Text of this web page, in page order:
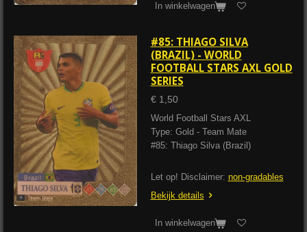
In winkelwagen
#85: THIAGO SILVA
(BRAZIL) - WORLD
FOOTBALL STARS AXL GOLD
SERIES
€ 1,50
World Football Stars AXL
Type: Gold - Team Mate
#85: Thiago Silva (Brazil)
Let op! Disclaimer: non-gradables
Bekijk details
In winkelwagen